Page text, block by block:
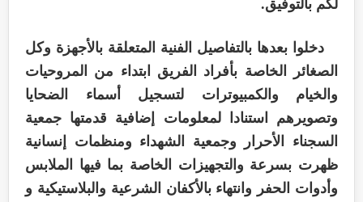
لكم بالتوفيق.
دخلوا بعدها بالتفاصيل الفنية المتعلقة بالأجهزة وكل
الصغائر الخاصة بأفراد الفريق ابتداء من المروحيات
والخيام والكمبيوترات لتسجيل أسماء الضحايا
وتصويرهم استنادا لمعلومات إضافية قدمتها جمعية
السجناء الأحرار وجمعية الشهداء ومنظمات إنسانية
ظهرت بسرعة والتجهيزات الخاصة بما فيها الملابس
وأدوات الحفر وانتهاء بالأكفان الشرعية والبلاستيكية و